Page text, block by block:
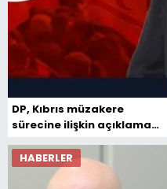
DP, Kıbrıs müzakere
sürecine ilişkin açıklama
HABERLER